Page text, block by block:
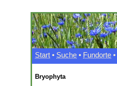
Start • Suche • Fundorte •
Bryophyta